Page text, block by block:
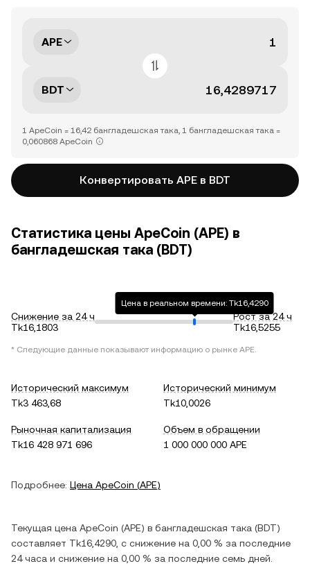
APE
BDT
1 ApeCoin = 16,42 бангладешская така, 1 бангладешская така =
0,060868 ApeCoin
Конвертировать APE в BDT
Статистика цены ApeCoin (APE) в
бангладешская така (BDT)
Снижение за 24 ч
Tk16,1803
Цена в реальном времени: Tk16,4290
Рост за 24 ч
Tk16,5255
* Следующие данные показывают информацию о рынке APE.
Исторический максимум
Tk3 463,68
Исторический минимум
Tk10,0026
Рыночная капитализация
Tk16 428 971 696
Объем в обращении
1 000 000 000 APE
Подробнее: Цена ApeCoin (APE)
Текущая цена ApeCoin (APE) в бангладешская така (BDT)
составляет Tk16,4290 , c снижение на 0,00 % за последние
24 часа и снижение на 0,00 % за последние семь дней.